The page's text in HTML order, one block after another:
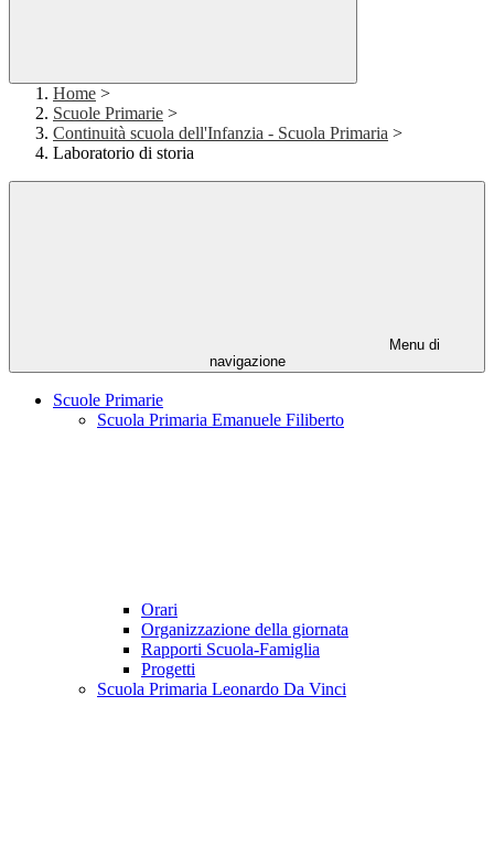
Home >
Scuole Primarie >
Continuità scuola dell'Infanzia - Scuola Primaria >
Laboratorio di storia
Menu di
navigazione
Scuole Primarie
Scuola Primaria Emanuele Filiberto
Orari
Organizzazione della giornata
Rapporti Scuola-Famiglia
Progetti
Scuola Primaria Leonardo Da Vinci